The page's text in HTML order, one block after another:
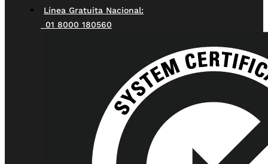
Línea Gratuita Nacional:
01 8000 180560